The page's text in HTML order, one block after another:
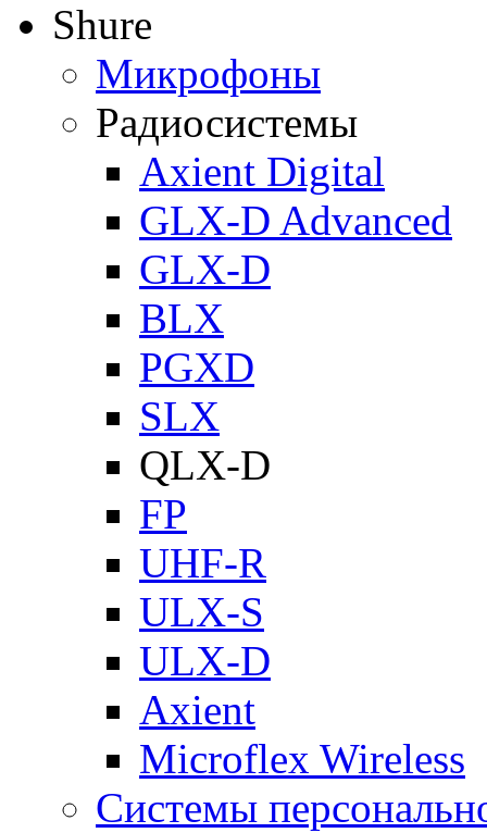
Shure
Микрофоны
Радиосистемы
Axient Digital
GLX-D Advanced
GLX-D
BLX
PGXD
SLX
QLX-D
FP
UHF-R
ULX-S
ULX-D
Axient
Microflex Wireless
Системы